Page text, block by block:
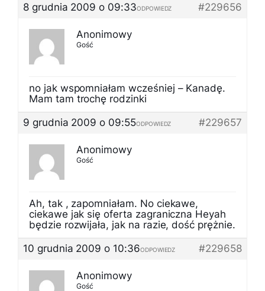
8 grudnia 2009 o 09:33
#229656
ODPOWIEDZ
Anonimowy
Gość
no jak wspomniałam wcześniej – Kanadę.
Mam tam trochę rodzinki
9 grudnia 2009 o 09:55
#229657
ODPOWIEDZ
Anonimowy
Gość
Ah, tak , zapomniałam. No ciekawe,
ciekawe jak się oferta zagraniczna Heyah
będzie rozwijała, jak na razie, dość prężnie.
10 grudnia 2009 o 10:36
#229658
ODPOWIEDZ
Anonimowy
Gość